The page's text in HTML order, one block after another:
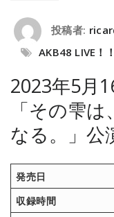
投稿者:
AKB48 LIVE！
2023年5月
「その雫
なる。」公
発売日
収録時間